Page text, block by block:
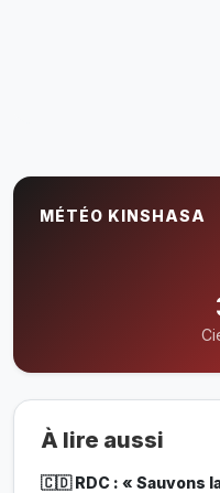
MÉTÉO KINSHASA
À lire aussi
🇨🇩 RDC : « Sauvons